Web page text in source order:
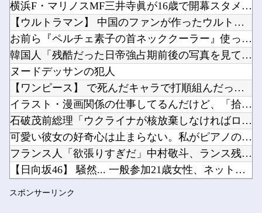
Powered by livedoor 相互RSS
カフェで長時間パソコン弄っている奴他
【ぶいすぽ】れんくんﾓｶｻｰﾝはなびの写真集は出ない他
Powered by livedoor 相互RSS
横浜F・マリノスMF三井寺眞が16歳で開幕スタメン出場し最年...
【ウルトラマン】 中国のファンが作ったウルトラ問題児一覧ｗｗ...
お前ら『ペルチェ素子の首ネッククーラー』使ったことあるか？
韓国人「残酷だった日帝強占期前後の写真を見てみよう」
ヌードデッサンの犯人
【ワンピース】 で死んだキャラで打順組んだったｗｗｗｗ
イラスト・漫画関係の仕事してるんだけど、「拾い物ですが」とか...
石破茂前総理「ウクライナが核放棄しなければロシア侵攻しなかっ...
可愛い彼女の好奇心は止まらない。私がピアノの鍵盤を何度か叩い...
フランス人「欲張りすぎだ」中村敬斗、ランス残留の可能性を会長...
【日向坂46】 騒然... 一般参加21歳女性、ネットニュー...
スポンサーリンク